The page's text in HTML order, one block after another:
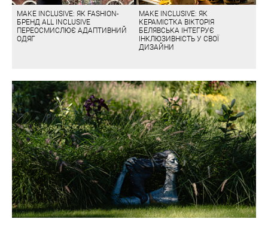
MAKE INCLUSIVE: ЯК FASHION-
БРЕНД ALL INCLUSIVE
ПЕРЕОСМИСЛЮЄ АДАПТИВНИЙ
ОДЯГ
MAKE INCLUSIVE: ЯК
КЕРАМІСТКА ВІКТОРІЯ
БЕЛЯВСЬКА ІНТЕГРУЄ
ІНКЛЮЗИВНІСТЬ У СВОЇ
ДИЗАЙНИ